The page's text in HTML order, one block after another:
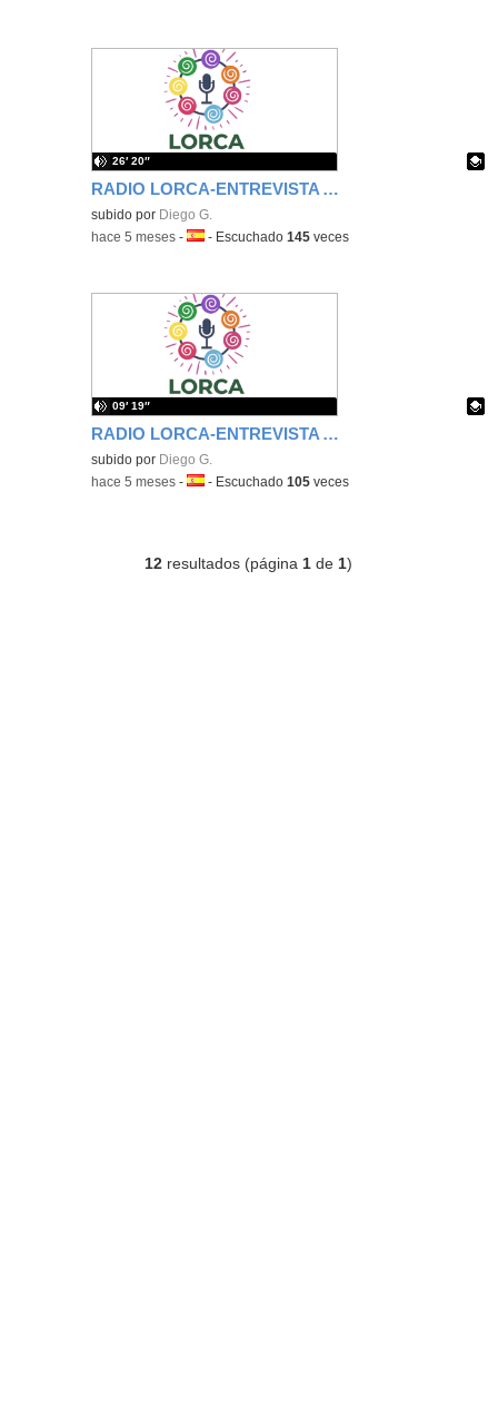
RADIO LORCA-ENTREVISTA A NUESTRA ALCALDESA
Contenido educativo.
subido por Diego G.
26′ 20″
-hace 5 meses -Idioma:
- Escuchado145 veces
RADIO LORCA-ENTREVISTA A NUESTRA DIRECTORA BEA
Contenido educativo.
subido por Diego G.
09′ 19″
-hace 5 meses -Idioma:
- Escuchado105 veces
12 resultados (página 1 de 1)